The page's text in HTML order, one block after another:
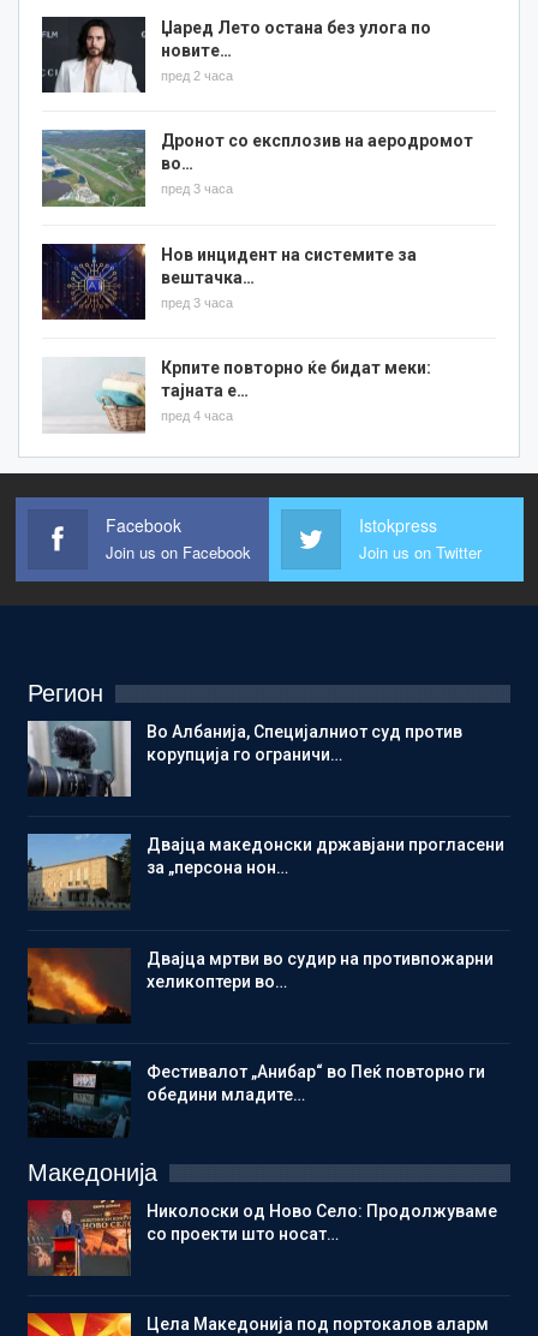
Џаред Лето остана без улога по
новите…
пред 2 часа
Дронот со експлозив на аеродромот
во…
пред 3 часа
Нов инцидент на системите за
вештачка…
пред 3 часа
Крпите повторно ќе бидат меки:
тајната е…
пред 4 часа
Facebook
Join us on Facebook
Istokpress
Join us on Twitter
Регион
Во Албанија, Специјалниот суд против
корупција го ограничи…
Двајца македонски државјани прогласени
за „персона нон…
Двајца мртви во судир на противпожарни
хеликоптери во…
Фестивалот „Анибар“ во Пеќ повторно ги
обедини младите…
Македонија
Николоски од Ново Село: Продолжуваме
со проекти што носат…
Цела Македонија под портокалов аларм